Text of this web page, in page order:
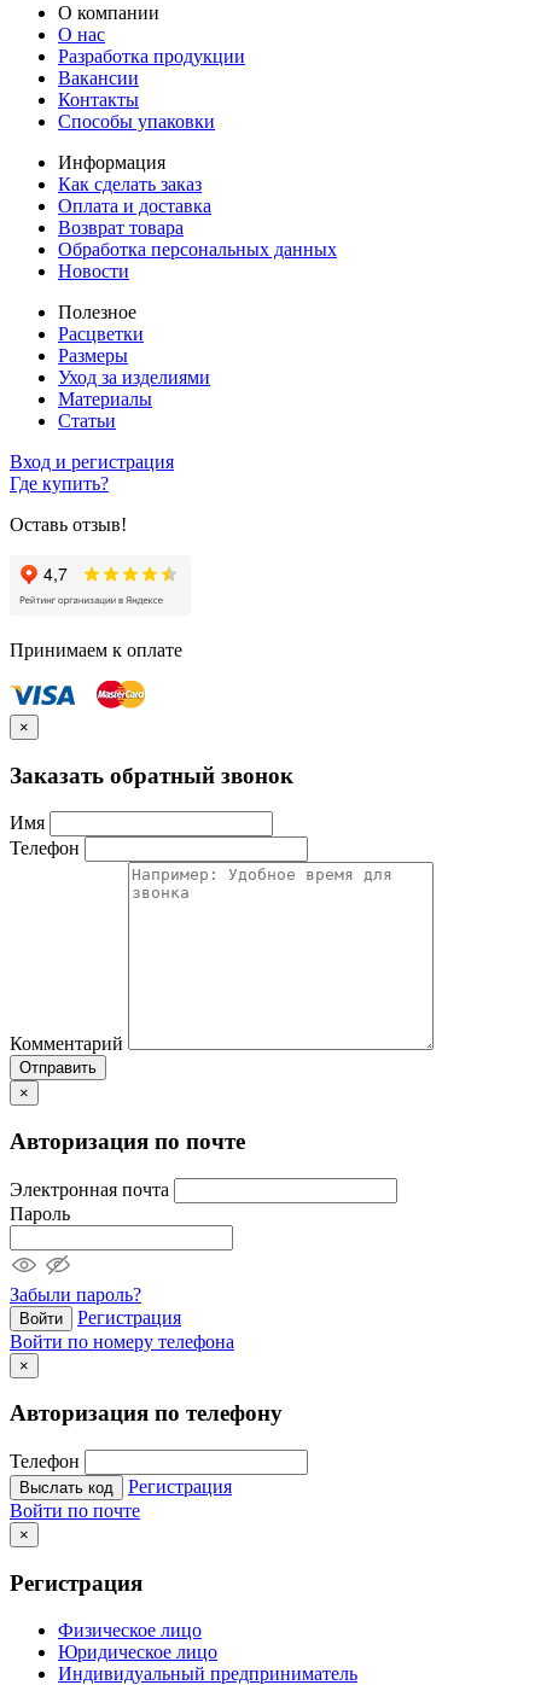
О компании
О нас
Разработка продукции
Вакансии
Контакты
Способы упаковки
Информация
Как сделать заказ
Оплата и доставка
Возврат товара
Обработка персональных данных
Новости
Полезное
Расцветки
Размеры
Уход за изделиями
Материалы
Статьи
Вход и регистрация
Где купить?
Оставь отзыв!
Принимаем к оплате
×
Заказать обратный звонок
Имя
Телефон
Комментарий
Отправить
×
Авторизация по почте
Электронная почта
Пароль
Забыли пароль?
Войти
Регистрация
Войти по номеру телефона
×
Авторизация по телефону
Телефон
Выслать код
Регистрация
Войти по почте
×
Регистрация
Физическое лицо
Юридическое лицо
Индивидуальный предприниматель